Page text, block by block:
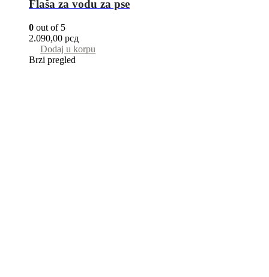
Flaša za vodu za pse
0 out of 5
2.090,00 рсд
Dodaj u korpu
Brzi pregled